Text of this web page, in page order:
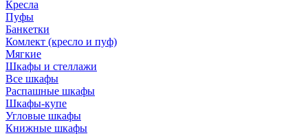
Кресла
Пуфы
Банкетки
Комлект (кресло и пуф)
Мягкие
Шкафы и стеллажи
Все шкафы
Распашные шкафы
Шкафы-купе
Угловые шкафы
Книжные шкафы